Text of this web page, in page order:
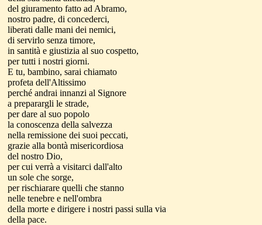
del giuramento fatto ad Abramo,
nostro padre, di concederci,
liberati dalle mani dei nemici,
di servirlo senza timore,
in santità e giustizia al suo cospetto,
per tutti i nostri giorni.
E tu, bambino, sarai chiamato
profeta dell'Altissimo
perché andrai innanzi al Signore
a preparargli le strade,
per dare al suo popolo
la conoscenza della salvezza
nella remissione dei suoi peccati,
grazie alla bontà misericordiosa
del nostro Dio,
per cui verrà a visitarci dall'alto
un sole che sorge,
per rischiarare quelli che stanno
nelle tenebre e nell'ombra
della morte e dirigere i nostri passi sulla via
della pace.